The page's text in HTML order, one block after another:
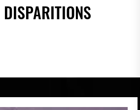
DISPARITIONS